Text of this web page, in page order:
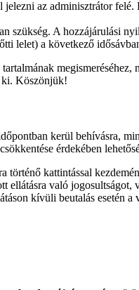
az adminisztrátor
szükség. A hozzájárulási
lelet) a következő
ki. Köszönjük!
kerül behívásra,
érdekében
kattintással
való
kívüli beutalás esetén